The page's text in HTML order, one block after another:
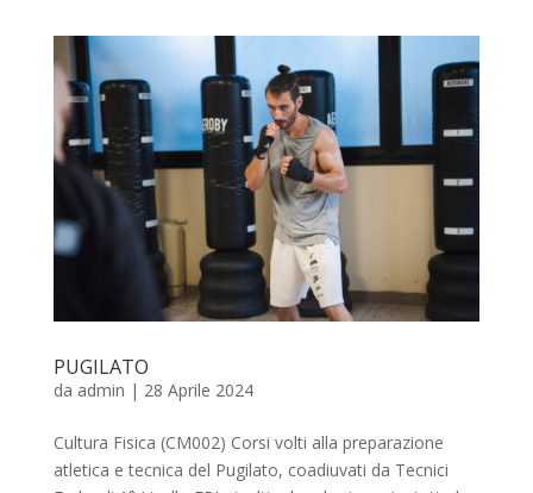
PUGILATO
da admin | 28 Aprile 2024
Cultura Fisica (CM002) Corsi volti alla preparazione
atletica e tecnica del Pugilato, coadiuvati da Tecnici